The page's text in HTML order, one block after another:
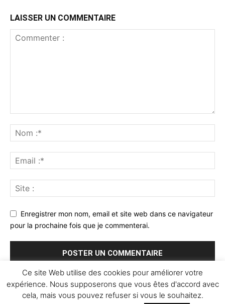
LAISSER UN COMMENTAIRE
Enregistrer mon nom, email et site web dans ce navigateur
pour la prochaine fois que je commenterai.
Ce site Web utilise des cookies pour améliorer votre
expérience. Nous supposerons que vous êtes d'accord avec
cela, mais vous pouvez refuser si vous le souhaitez.